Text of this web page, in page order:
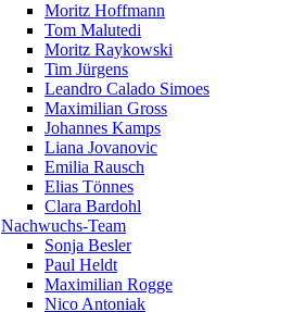
Moritz Hoffmann
Tom Malutedi
Moritz Raykowski
Tim Jürgens
Leandro Calado Simoes
Maximilian Gross
Johannes Kamps
Liana Jovanovic
Emilia Rausch
Elias Tönnes
Clara Bardohl
Nachwuchs-Team
Sonja Besler
Paul Heldt
Maximilian Rogge
Nico Antoniak